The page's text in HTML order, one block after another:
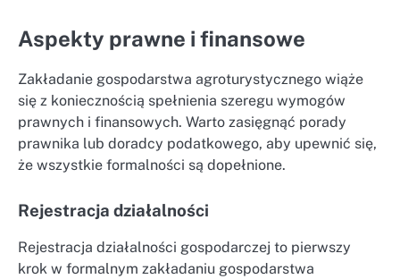
Aspekty prawne i finansowe
Zakładanie gospodarstwa agroturystycznego wiąże
się z koniecznością spełnienia szeregu wymogów
prawnych i finansowych. Warto zasięgnąć porady
prawnika lub doradcy podatkowego, aby upewnić się,
że wszystkie formalności są dopełnione.
Rejestracja działalności
Rejestracja działalności gospodarczej to pierwszy
krok w formalnym zakładaniu gospodarstwa